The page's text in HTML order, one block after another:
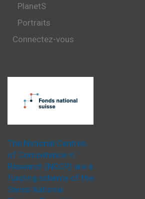
PlanetS
Portraits
Connectez-vous
The National Centres
of Competence in
Research (NCCR) are a
funding scheme of the
Swiss National